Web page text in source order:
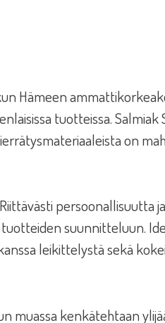
Hämeen
tuotteissa.
on
persoonallisuutta
suunnitteluun.
leikittelystä sekä
muassa kenkätehtaan